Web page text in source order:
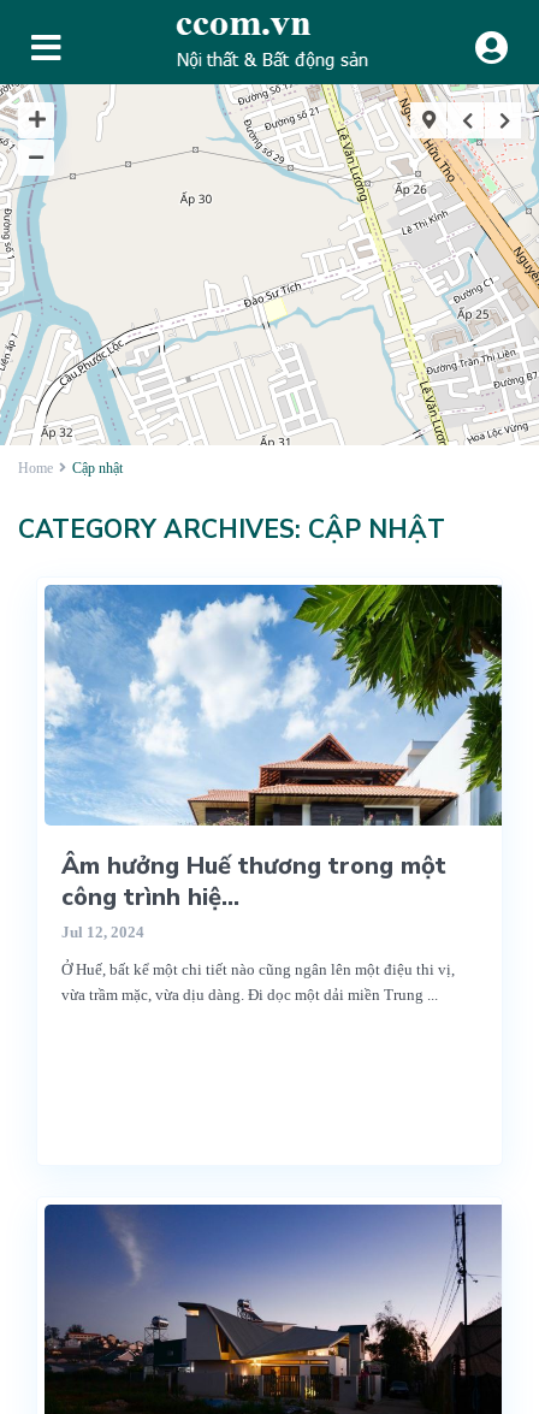
Home Cập nhật
CATEGORY ARCHIVES: CẬP NHẬT
Âm hưởng Huế thương trong một
công trình hiệ...
Jul 12, 2024
Ở Huế, bất kể một chi tiết nào cũng ngân lên một điệu thi vị,
vừa trầm mặc, vừa dịu dàng. Đi dọc một dải miền Trung ...